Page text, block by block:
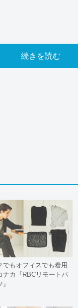
続きを読む
でもオフィスでも着用
ナカ『RBCリモートパ